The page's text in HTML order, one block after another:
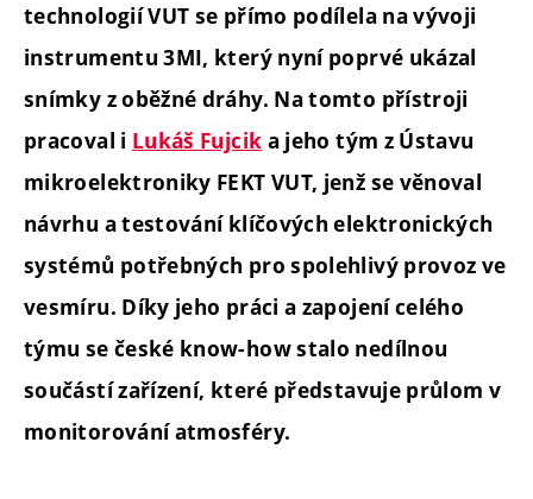
technologií VUT se přímo podílela na vývoji
instrumentu 3MI, který nyní poprvé ukázal
snímky z oběžné dráhy. Na tomto přístroji
pracoval i Lukáš Fujcik a jeho tým z Ústavu
mikroelektroniky FEKT VUT, jenž se věnoval
návrhu a testování klíčových elektronických
systémů potřebných pro spolehlivý provoz ve
vesmíru. Díky jeho práci a zapojení celého
týmu se české know-how stalo nedílnou
součástí zařízení, které představuje průlom v
monitorování atmosféry.